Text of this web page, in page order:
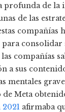
profunda de la
de las
compañías
para consolidar
compañías
a sus
mentales
Meta
2021 afirmaba